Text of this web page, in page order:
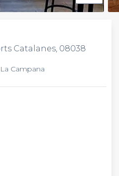
Catalanes, 08038
Campana